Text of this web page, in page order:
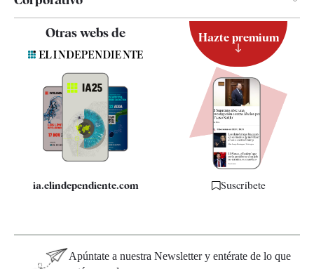
Quiénes somos
Especificaciones
Otras webs de
ia.elindependiente.com
Hazte premium
Suscríbete
Apúntate a nuestra Newsletter y entérate de lo que